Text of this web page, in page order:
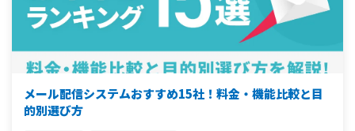
メール配信システムおすすめ15社！料金・機能比較と目
的別選び方